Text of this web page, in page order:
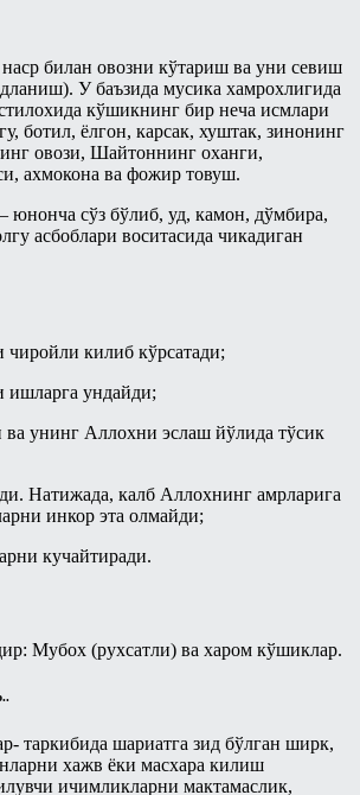
Талоқ китоби
Туширмалар
Хар ҳил
Ҳаж Мавсуми
Ҳикматлар
Муаллими-Соний
Муслималар учун
Мусулмоннинг қўрғони
Овозли дарслар
дарслари
Рамазон суҳбатлари шайх Усаймин
китоблари асосида
Солиҳ амалларнинг ажру-
Рамазон
Савол-жавоблар
Ҳаж Мавсуми
билан овозни кўтариш ва уни севиш
У баъзида мусика хамрохлигида
кўшикнинг бир неча исмлари
ботил, ёлгон, карсак, хуштак, зинонинг
овози, Шайтоннинг оханги,
ахмокона ва фожир товуш.
юнонча сўз бўлиб, уд, камон, дўмбира,
асбоблари воситасида чикадиган
чиройли килиб кўрсатади;
ишларга ундайди;
ва унинг Аллохни эслаш йўлида тўсик
Натижада, калб Аллохнинг амрларига
инкор эта олмайди;
кучайтиради.
Мубох (рухсатли) ва харом кўшиклар.
таркибида шариатга зид бўлган ширк,
хажв ёки масхара килиш
ичимликларни мактамаслик,